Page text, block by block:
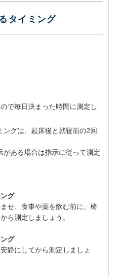
タイミング
で毎日決まった時間に測定し
グは、起床後と就寝前の2回
ある場合は指示に従って測定
グ
せ、食事や薬を飲む前に、椅
ら測定しましょう。
グ
静にしてから測定しましょ